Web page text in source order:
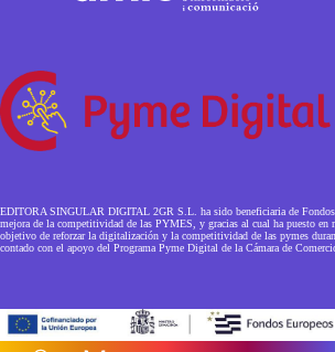
EDITORA SINGULAR DIGITAL 2GR S.L. ha sido beneficiaria de
mejora de la competitividad de las PYMES, y gracias al cual ha puesto en
objetivo de reforzar la digitalización y la competitividad de las pymes
contado con el apoyo del Programa Pyme Digital de la Cámara de